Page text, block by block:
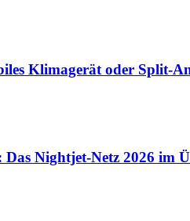
Klimagerät oder Split-
Nightjet-Netz 2026 im